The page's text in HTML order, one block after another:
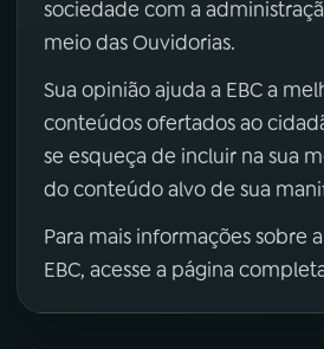
sociedade com a
meio das Ouvidorias.
Sua opinião ajuda a EBC a
conteúdos ofertados ao
se esqueça de incluir na sua
do conteúdo alvo de sua
Para mais informações sobre
EBC, acesse a página